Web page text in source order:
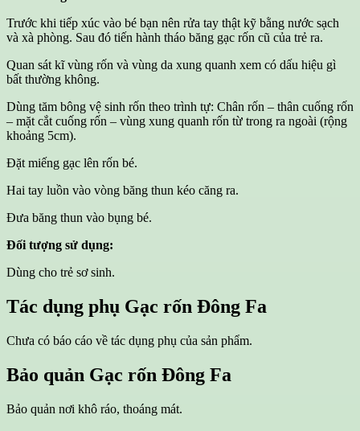
Trước khi tiếp xúc vào bé bạn nên rửa tay thật kỹ bằng nước sạch
và xà phòng. Sau đó tiến hành tháo băng gạc rốn cũ của trẻ ra.
Quan sát kĩ vùng rốn và vùng da xung quanh xem có dấu hiệu gì
bất thường không.
Dùng tăm bông vệ sinh rốn theo trình tự: Chân rốn – thân cuống rốn
– mặt cắt cuống rốn – vùng xung quanh rốn từ trong ra ngoài (rộng
khoảng 5cm).
Đặt miếng gạc lên rốn bé.
Hai tay luồn vào vòng băng thun kéo căng ra.
Đưa băng thun vào bụng bé.
Đối tượng sử dụng:
Dùng cho trẻ sơ sinh.
Tác dụng phụ Gạc rốn Đông Fa
Chưa có báo cáo về tác dụng phụ của sản phẩm.
Bảo quản Gạc rốn Đông Fa
Bảo quản nơi khô ráo, thoáng mát.